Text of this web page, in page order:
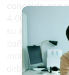
conocido esa
4.00 horas se
su
baño. Su
momento que
debido a que